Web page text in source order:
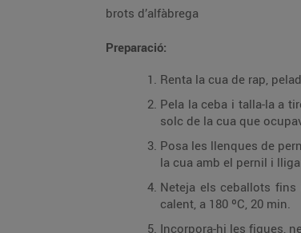
brots d’alfàbrega
Preparació:
Renta la cua de rap,
Pela la ceba i talla-la a
solc de la cua que
Posa les llenques de
la cua amb el pernil i
Neteja els ceballots
calent, a 180 ºC, 20 min.
Incorpora-hi les figues,